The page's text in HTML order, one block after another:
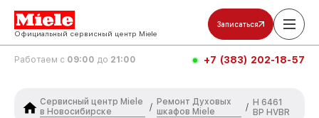
Официальный сервисный центр Miele
Записаться
Работаем с 09:00 до 21:00 +7 (383) 202-18-57
Сервисный центр Miele
в Новосибирске
/
Ремонт Духовых
шкафов Miele
/ H 6461
BP HVBR